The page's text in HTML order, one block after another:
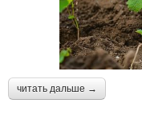
читать дальше →